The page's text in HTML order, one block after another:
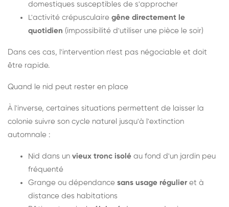
domestiques susceptibles de s'approcher
L'activité crépusculaire gêne directement le
quotidien (impossibilité d'utiliser une pièce le soir)
Dans ces cas, l'intervention n'est pas négociable et doit
être rapide.
Quand le nid peut rester en place
À l'inverse, certaines situations permettent de laisser la
colonie suivre son cycle naturel jusqu'à l'extinction
automnale :
Nid dans un vieux tronc isolé au fond d'un jardin peu
fréquenté
Grange ou dépendance sans usage régulier et à
distance des habitations